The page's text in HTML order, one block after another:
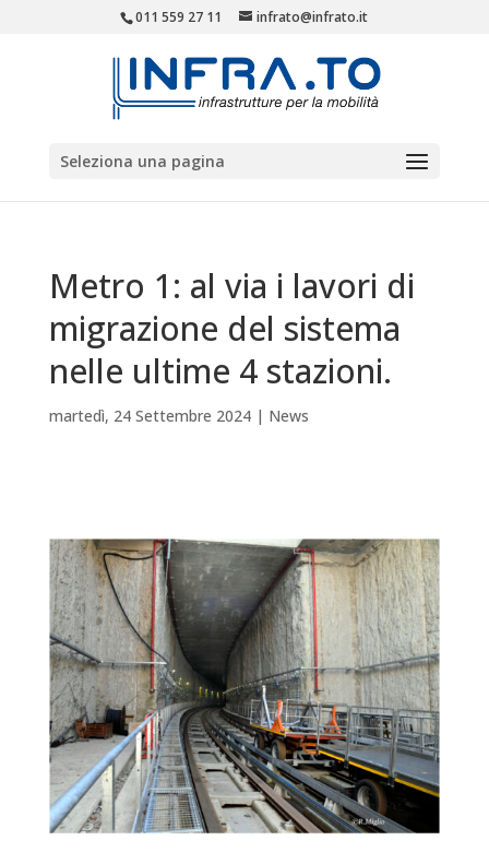
011 559 27 11 infrato@infrato.it
Seleziona una pagina
Metro 1: al via i lavori di
migrazione del sistema
nelle ultime 4 stazioni.
martedì, 24 Settembre 2024| News